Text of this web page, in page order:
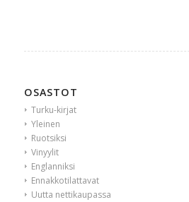
OSASTOT
Turku-kirjat
Yleinen
Ruotsiksi
Vinyylit
Englanniksi
Ennakkotilattavat
Uutta nettikaupassa